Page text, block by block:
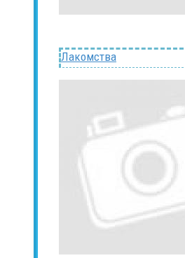
Лакомства